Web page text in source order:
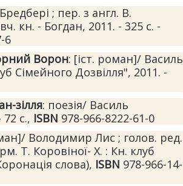
; пер. з англ. В.
кн. - Богдан, 2011. - 325 с. -
6
Ворон: [іст. роман]/ Василь
Сімейного Дозвілля", 2011. -
зілля: поезія/ Василь
с., ISBN 978-966-8222-61-0
Володимир Лис ; голов. ред.
Т. Коровіної- Х. : Кн. клуб
слова), ISBN 978-966-14-